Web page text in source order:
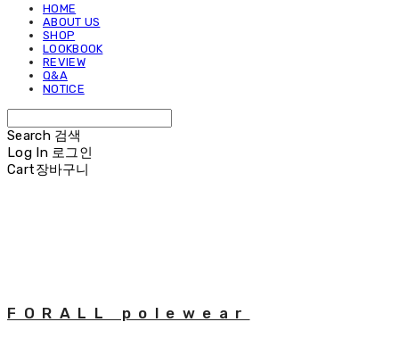
HOME
ABOUT US
SHOP
LOOKBOOK
REVIEW
Q&A
NOTICE
Search 검색
Log In 로그인
Cart장바구니
FORALL polewear